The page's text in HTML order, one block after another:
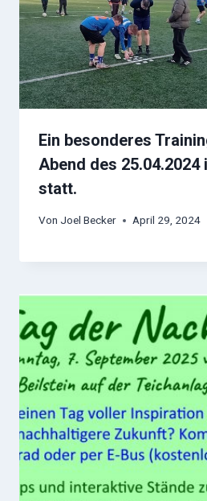
Ein besonderes
Abend des 25.04.2024
statt.
Von Joel Becker April 29, 2024